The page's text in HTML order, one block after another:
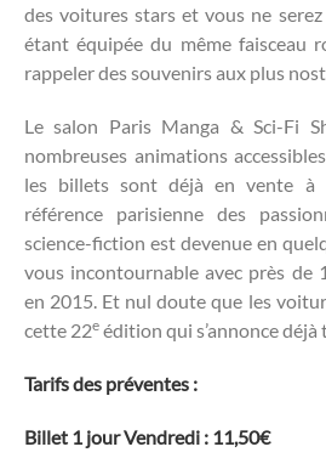
des voitures stars et vous ne
étant équipée du même faisceau
rappeler des souvenirs aux plus
Le salon Paris Manga & Sci-Fi
nombreuses animations
les billets sont déjà en vente à
référence parisienne des
science-fiction est devenue en
vous incontournable avec près de
en 2015. Et nul doute que les
cette 22e édition qui s’annonce déjà
Tarifs des préventes :
Billet 1 jour Vendredi : 11,50€